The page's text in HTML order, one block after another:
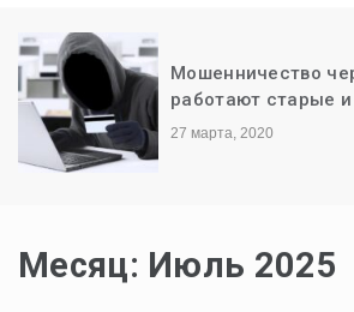
Мошенничество
работают старые
27 марта, 2020
Месяц: Июль 2025